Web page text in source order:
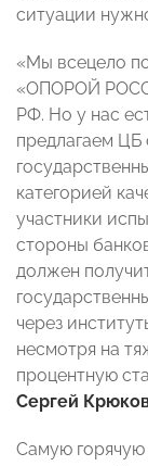
ситуации
«Мы всецело
«ОПОРОЙ
РФ. Но у нас
предлагаем ЦБ
категорией
участники
стороны
должен
через
несмотря на
процентную
Сергей
Самую горячую